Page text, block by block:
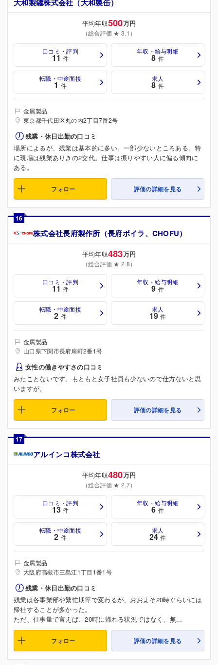
大和製罐株式会社（大和製缶）
平均年収500万円
（総合評価 ★ 3.1）
口コミ・評判
11 件
年収・給与明細
8 件
転職・中途面接
1 件
求人
8 件
金属製品
東京都千代田区丸の内2丁目7番2号
残業・休日出勤の口コミ
場所によるが、残業は基本的に多い。一部少ないところある。特
に現場は残業ありきの2交代。仕事は振りやすい人に偏る傾向に
ある。
フォロー 評価の詳細を見る
16
株式会社長府製作所（長府ボイラ、CHOFU）
平均年収483万円
（総合評価 ★ 2.8）
口コミ・評判
11 件
年収・給与明細
9 件
転職・中途面接
2 件
求人
19 件
金属製品
山口県下関市長府扇町2番1号
女性の働きやすさの口コミ
みたことないです。もともと女子社員も少ないので仕方ないと思
いますが。
フォロー 評価の詳細を見る
17
アルインコ株式会社
平均年収480万円
（総合評価 ★ 2.7）
口コミ・評判
13 件
年収・給与明細
6 件
転職・中途面接
2 件
求人
24 件
金属製品
大阪府高槻市三島江1丁目1番1号
残業・休日出勤の口コミ
残業は各事業部や繁忙期等で変わるが、おおよそ20時ぐらいには
帰社することが多かった。
ただ、仕事量で言えば、20時に帰れる状況ではなく、無...
フォロー 評価の詳細を見る